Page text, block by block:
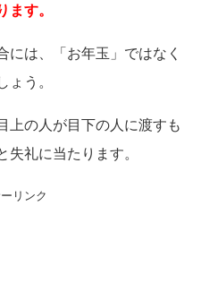
ます。
には、「お年玉」ではなく
ょう。
上の人が目下の人に渡すも
失礼に当たります。
リンク